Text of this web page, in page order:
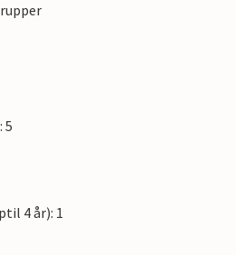
5
4 år): 1